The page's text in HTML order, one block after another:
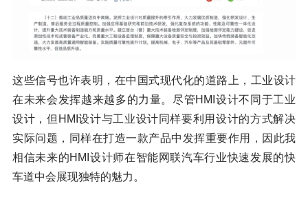
这些信号也许表明，在中国式现代化的道路上，工业设计
在未来会发挥越来越多的力量。尽管HMI设计不同于工业
设计，但HMI设计与工业设计同样要利用设计的方式解决
实际问题，同样在打造一款产品中发挥重要作用，因此我
相信未来的HMI设计师在智能网联汽车行业快速发展的快
车道中会展现独特的魅力。